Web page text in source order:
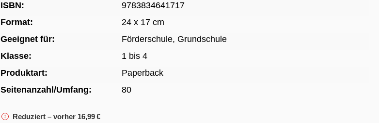
ISBN:
9783834641717
Format:
24 x 17 cm
Geeignet für:
Förderschule, Grundschule
Klasse:
1 bis 4
Produktart:
Paperback
Seitenanzahl/Umfang:
80
Reduziert – vorher 16,99 €